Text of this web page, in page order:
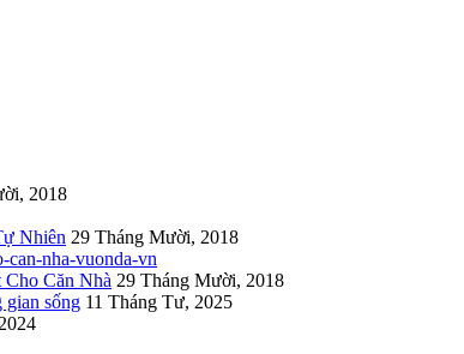
2018
Nhiên 29 Tháng Mười, 2018
Căn Nhà 29 Tháng Mười, 2018
gian sống 11 Tháng Tư, 2025